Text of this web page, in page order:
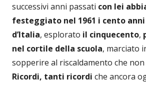
successivi anni passati con lei
festeggiato nel 1961 i cento anni
d’Italia, esplorato il cinquecento,
nel cortile della scuola, marciato
sopperire al riscaldamento che
Ricordi, tanti ricordi che ancora